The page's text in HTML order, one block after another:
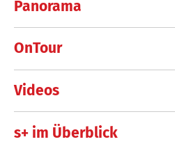
Panorama
OnTour
Videos
s+ im Überblick